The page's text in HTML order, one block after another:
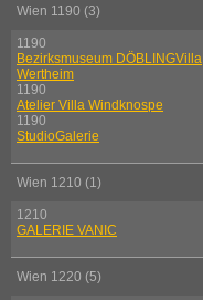
Wien 1190 (3)
1190
Bezirksmuseum DÖBLINGVilla
Wertheim
1190
Atelier Villa Windknospe
1190
StudioGalerie
Wien 1210 (1)
1210
GALERIE VANIC
Wien 1220 (5)